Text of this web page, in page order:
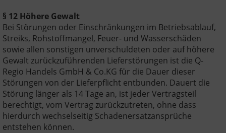
§ 12 Höhere Gewalt
Bei Störungen oder Einschränkungen im Betriebsablauf,
Streiks, Rohstoffmangel, Feuer- und Wasserschäden
sowie allen sonstigen unverschuldeten oder auf höhere
Gewalt zurückzuführenden Lieferstörungen ist die Q-
Regio Handels GmbH & Co.KG für die Dauer dieser
Störungen von der Lieferpflicht entbunden. Dauert die
Störung länger als 14 Tage an, ist jeder Vertragsteil
berechtigt, vom Vertrag zurückzutreten, ohne dass
hierdurch wechselseitig Schadenersatzansprüche
entstehen können.